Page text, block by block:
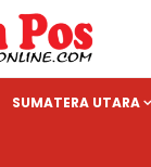
SUMATERA UTARA